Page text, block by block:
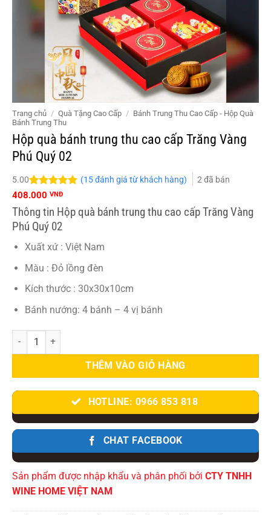
Trang chủ / Quà Tặng Cao Cấp / Bánh Trung Thu Cao Cấp - Hộp Quà
Bánh Trung Thu
Hộp quà bánh trung thu cao cấp Trăng Vàng
Phú Quý 02
5.00
5.00trên 5
15
(15đánh giá từ khách hàng) 2 đã bán
408.000 VNĐ
Thông tin Hộp quà bánh trung thu cao cấp Trăng Vàng
Phú Quý 02
Xuất xứ : Việt Nam
Màu : Đỏ lồng đèn
Kích thước : 30x30x10cm
Bánh nướng: 4 bánh – 4 vị bánh
Hộp quà bánh trung thu cao cấp Trăng Vàng Phú Quý 02 số lượng
THÊM VÀO GIỎ HÀNG
HOTLINE: 0966 853 818
CHAT FACEBOOK
Sản phẩm được nhập khẩu và phân phối bởi CTY TNHH
WINE HOME VIỆT NAM